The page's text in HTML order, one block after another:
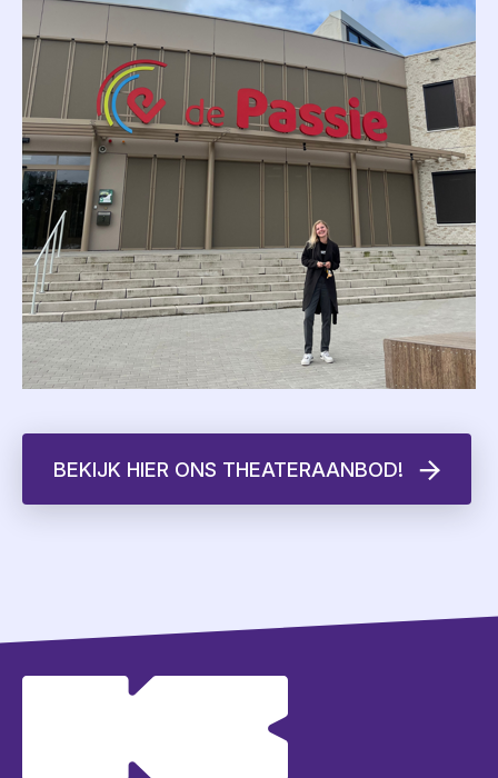
BEKIJK HIER ONS THEATERAANBOD!